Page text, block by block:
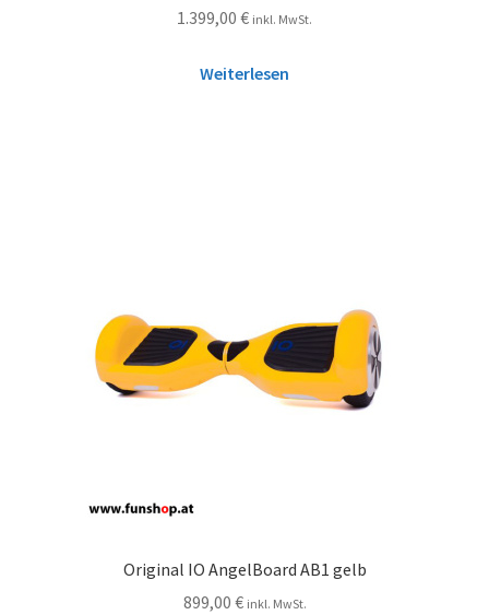
1.399,00 € inkl. MwSt.
Weiterlesen
Original IO AngelBoard AB1 gelb
899,00 € inkl. MwSt.